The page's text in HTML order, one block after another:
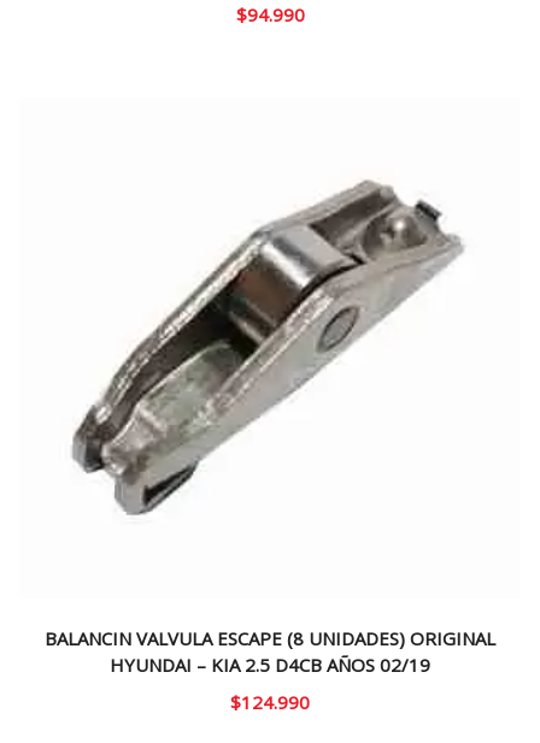
$94.990
BALANCIN VALVULA ESCAPE (8 UNIDADES) ORIGINAL
HYUNDAI – KIA 2.5 D4CB AÑOS 02/19
$124.990